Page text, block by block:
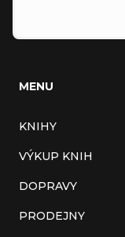
MENU
KNIHY
VÝKUP KNIH
DOPRAVY
PRODEJNY